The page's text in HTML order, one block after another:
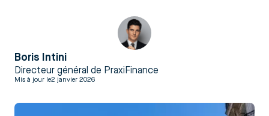
Boris Intini
Directeur général de PraxiFinance
Mis à jour le2 janvier 2026